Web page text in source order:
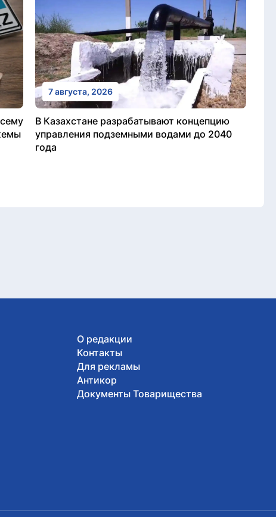
7 августа, 2026
В Казахстане разрабатывают концепцию
управления подземными водами до 2040
года
О редакции
Контакты
Для рекламы
Антикор
Документы Товарищества